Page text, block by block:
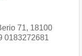
71, 18100
0183272681